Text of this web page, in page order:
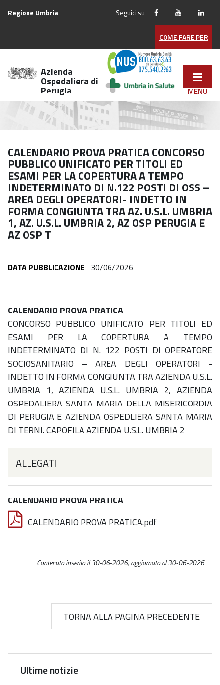
menu
navigazione
Vai
footer
Regione Umbria Seguici su
COME FARE PER
Azienda
Ospedaliera di
Perugia
CALENDARIO PROVA PRATICA CONCORSO
PUBBLICO UNIFICATO PER TITOLI ED
ESAMI PER LA COPERTURA A TEMPO
INDETERMINATO DI N.122 POSTI DI OSS –
AREA DEGLI OPERATORI- INDETTO IN
FORMA CONGIUNTA TRA AZ. U.S.L. UMBRIA
1, AZ. U.S.L. UMBRIA 2, AZ OSP PERUGIA E
AZ OSP T
DATA PUBBLICAZIONE 30/06/2026
CALENDARIO PROVA PRATICA
CONCORSO PUBBLICO UNIFICATO PER TITOLI ED
ESAMI PER LA COPERTURA A TEMPO
INDETERMINATO DI N. 122 POSTI DI OPERATORE
SOCIOSANITARIO – AREA DEGLI OPERATORI -
INDETTO IN FORMA CONGIUNTA TRA AZIENDA U.S.L.
UMBRIA 1, AZIENDA U.S.L. UMBRIA 2, AZIENDA
OSPEDALIERA SANTA MARIA DELLA MISERICORDIA
DI PERUGIA E AZIENDA OSPEDLIERA SANTA MARIA
DI TERNI. CAPOFILA AZIENDA U.S.L. UMBRIA 2
ALLEGATI
CALENDARIO PROVA PRATICA
CALENDARIO PROVA PRATICA.pdf
Contenuto inserito il 30-06-2026, aggiornato al 30-06-2026
TORNA ALLA PAGINA PRECEDENTE
Ultime notizie